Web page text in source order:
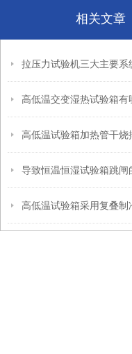
相关文章
拉压力试验机三大主要系
高低温试验箱加热管干烧
高低温试验箱采用复叠制